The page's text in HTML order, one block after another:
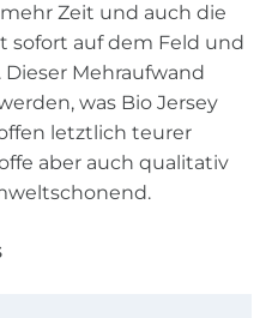
Zeit und auch die
sofort auf dem Feld und
Mehraufwand
was Bio Jersey
letztlich teurer
aber auch qualitativ